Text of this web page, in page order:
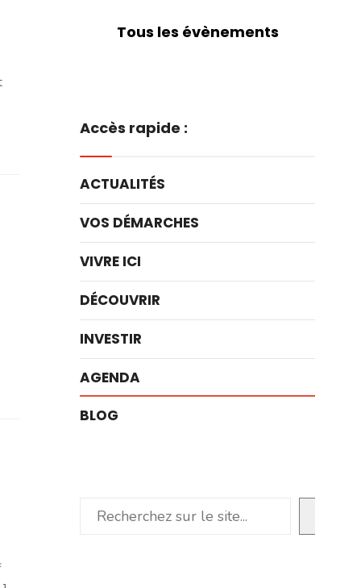
Tous les évènements
Accès rapide :
ACTUALITÉS
VOS DÉMARCHES
VIVRE ICI
DÉCOUVRIR
INVESTIR
AGENDA
BLOG
Rechercher